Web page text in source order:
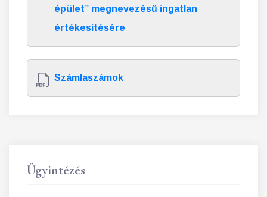
épület” megnevezésű ingatlan
értékesítésére
Számlaszámok
Ügyintézés